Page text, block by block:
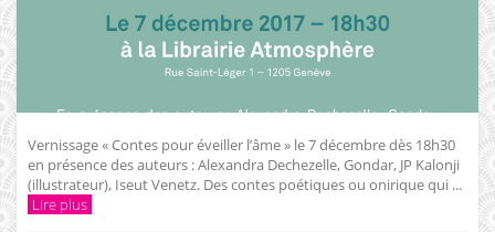
Vernissage « Contes pour éveiller l’âme » le 7 décembre dès 18h30
en présence des auteurs : Alexandra Dechezelle, Gondar, JP Kalonji
(illustrateur), Iseut Venetz. Des contes poétiques ou onirique qui ...
Lire plus